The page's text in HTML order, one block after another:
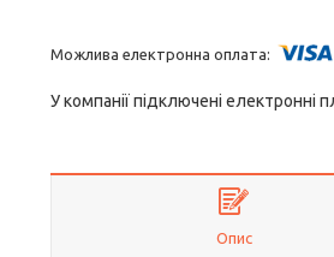
У компанії підключені
Опис